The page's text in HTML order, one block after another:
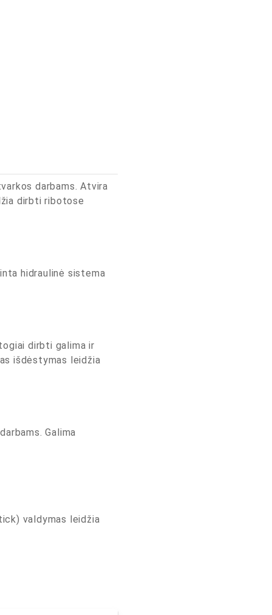
darbams. Atvira
dirbti ribotose
hidraulinė sistema
dirbti galima ir
išdėstymas leidžia
Galima
valdymas leidžia